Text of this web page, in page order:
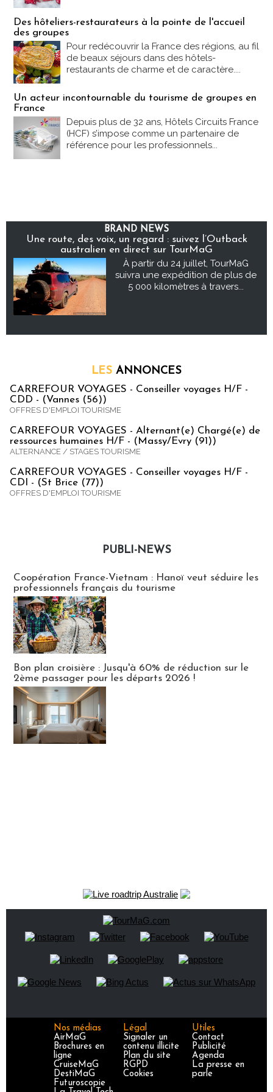
Des hôteliers-restaurateurs à la pointe de l'accueil
des groupes
Pour redécouvrir la France des régions, au fil
de beaux séjours dans des hôtels-
restaurants de charme et de caractère....
Un acteur incontournable du tourisme de groupes en
France
Depuis plus de 32 ans, Hôtels Circuits France
(HCF) s’impose comme un partenaire de
référence pour les professionnels...
BRAND NEWS
Une route, des voix, un regard : suivez l’Outback
australien en direct sur TourMaG
À partir du 24 juillet, TourMaG
suivra une expédition de plus de
5 000 kilomètres à travers...
LES ANNONCES
CARREFOUR VOYAGES - Conseiller voyages H/F -
CDD - (Vannes (56))
OFFRES D'EMPLOI TOURISME
CARREFOUR VOYAGES - Alternant(e) Chargé(e) de
ressources humaines H/F - (Massy/Evry (91))
ALTERNANCE / STAGES TOURISME
CARREFOUR VOYAGES - Conseiller voyages H/F -
CDI - (St Brice (77))
OFFRES D'EMPLOI TOURISME
PUBLI-NEWS
Coopération France-Vietnam : Hanoï veut séduire les
professionnels français du tourisme
Bon plan croisière : Jusqu'à 60% de réduction sur le
2ème passager pour les départs 2026 !
Nos médias
AirMaG
Brochures en
ligne
CruiseMaG
DestiMaG
Futuroscopie
Légal
Signaler un
contenu illicite
Plan du site
RGPD
Cookies
Utiles
Contact
Publicité
Agenda
La presse en
parle